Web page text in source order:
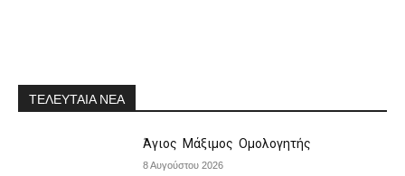
ΤΕΛΕΥΤΑΙΑ ΝΕΑ
Άγιος Μάξιμος Ομολογητής
8 Αυγούστου 2026